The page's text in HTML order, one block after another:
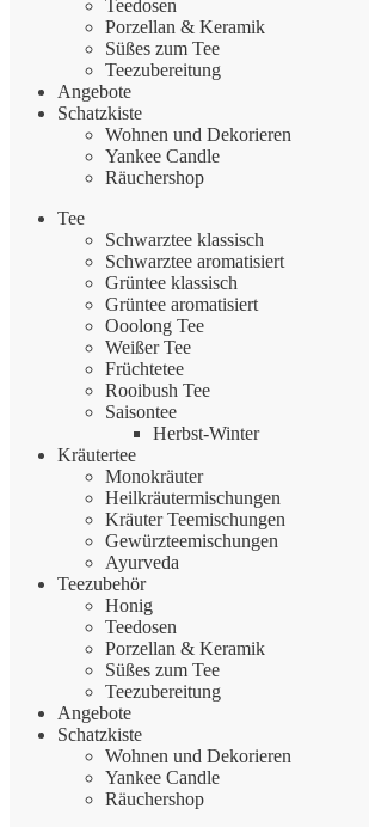
Teedosen
Porzellan & Keramik
Süßes zum Tee
Teezubereitung
Angebote
Schatzkiste
Wohnen und Dekorieren
Yankee Candle
Räuchershop
Tee
Schwarztee klassisch
Schwarztee aromatisiert
Grüntee klassisch
Grüntee aromatisiert
Ooolong Tee
Weißer Tee
Früchtetee
Rooibush Tee
Saisontee
Herbst-Winter
Kräutertee
Monokräuter
Heilkräutermischungen
Kräuter Teemischungen
Gewürzteemischungen
Ayurveda
Teezubehör
Honig
Teedosen
Porzellan & Keramik
Süßes zum Tee
Teezubereitung
Angebote
Schatzkiste
Wohnen und Dekorieren
Yankee Candle
Räuchershop